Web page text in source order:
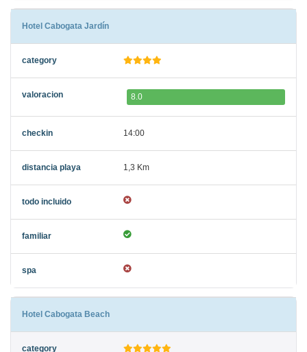
Hotel Cabogata Jardín
8.0
14:00
1,3 Km
Hotel Cabogata Beach